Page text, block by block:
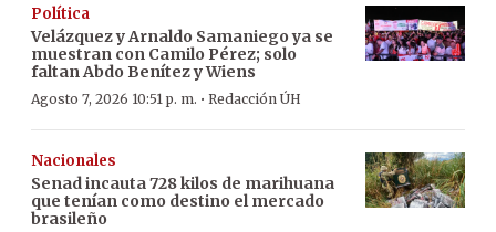
Política
Velázquez y Arnaldo Samaniego ya se
muestran con Camilo Pérez; solo
faltan Abdo Benítez y Wiens
Agosto 7, 2026 10:51 p. m. · Redacción ÚH
Nacionales
Senad incauta 728 kilos de marihuana
que tenían como destino el mercado
brasileño